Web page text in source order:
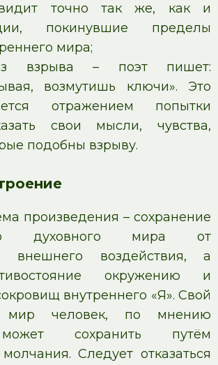
точно так же, как и
покинувшие пределы
мира;
взрыва – поэт пишет:
возмутишь ключи». Это
отражением попытки
свои мысли, чувства,
подобны взрыву.
произведения – сохранение
духовного мира от
внешнего воздействия, а
окружению и
внутреннего «Я». Свой
мир человек, по мнению
сохранить путём
Следует отказаться